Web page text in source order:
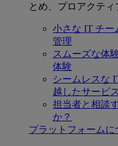
とめ、プロアクティ
小さな IT チー
管理
スムーズな体
体験
シームレスな
越したサービス
担当者と相談
か？
プラットフォームに